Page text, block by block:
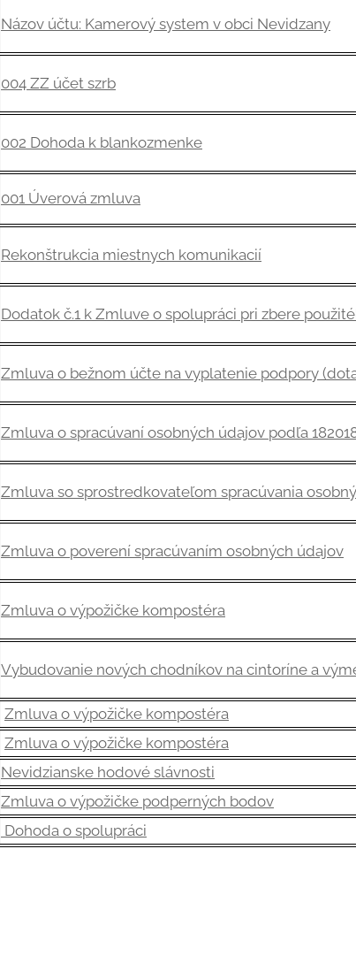
Názov účtu: Kamerový system v obci Nevidzany
004 ZZ účet szrb
002 Dohoda k blankozmenke
001 Úverová zmluva
Rekonštrukcia miestnych komunikacií
Dodatok č.1 k Zmluve o spolupráci pri zbere
Zmluva o bežnom účte na vyplatenie podpory
Zmluva o spracúvaní osobných údajov podľa
Zmluva so sprostredkovateľom spracúvania
Zmluva o poverení spracúvaním osobných údajov
Zmluva o výpožičke kompostéra
Vybudovanie nových chodníkov na cintoríne a
Zmluva o výpožičke kompostéra
Zmluva o výpožičke kompostéra
Nevidzianske hodové slávnosti
Zmluva o výpožičke podperných bodov
Dohoda o spolupráci